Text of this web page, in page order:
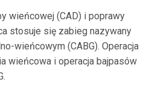
wieńcowej (CAD) i poprawy
stosuje się zabieg nazywany
wieńcowym (CABG). Operacja
wieńcowa i operacja bajpasów